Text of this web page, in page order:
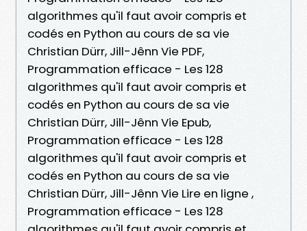
algorithmes qu'il faut avoir compris et
codés en Python au cours de sa vie
Christian Dürr, Jill-Jênn Vie PDF,
Programmation efficace - Les 128
algorithmes qu'il faut avoir compris et
codés en Python au cours de sa vie
Christian Dürr, Jill-Jênn Vie Epub,
Programmation efficace - Les 128
algorithmes qu'il faut avoir compris et
codés en Python au cours de sa vie
Christian Dürr, Jill-Jênn Vie Lire en ligne ,
Programmation efficace - Les 128